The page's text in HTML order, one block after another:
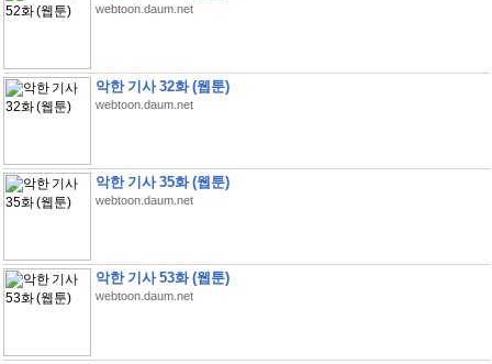
webtoon.daum.net
악한 기사 32화 (웹툰)
webtoon.daum.net
악한 기사 35화 (웹툰)
webtoon.daum.net
악한 기사 53화 (웹툰)
webtoon.daum.net